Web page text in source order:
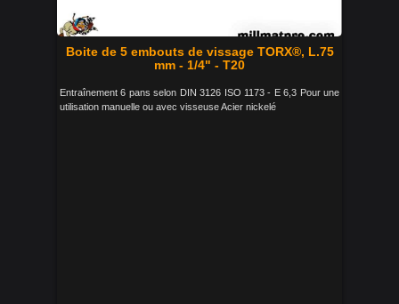
Boite de 5 embouts de vissage TORX®, L.75
mm - 1/4" - T20
Entraînement 6 pans selon DIN 3126 ISO 1173 - E 6,3 Pour une
utilisation manuelle ou avec visseuse Acier nickelé